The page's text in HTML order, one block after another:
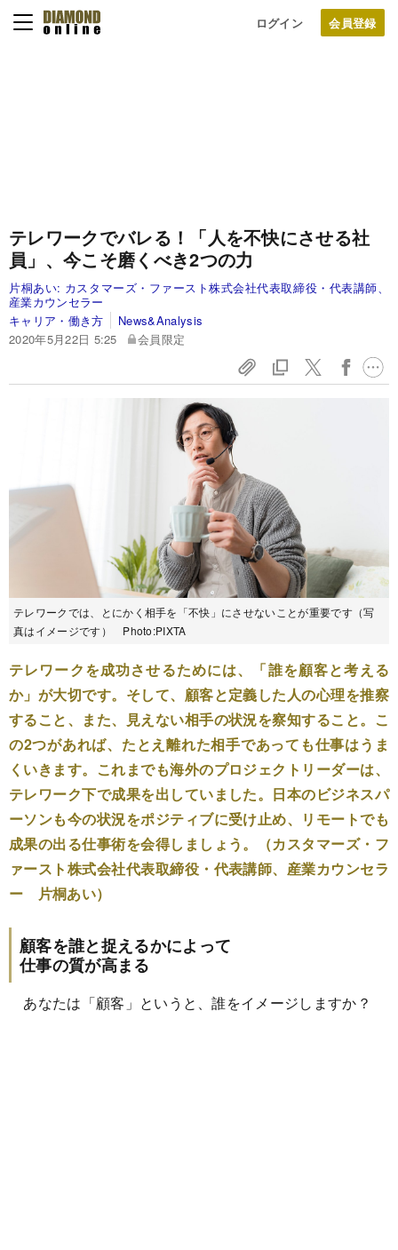
ログイン
テレワークでバレる！「人を不快にさせる社
員」、今こそ磨くべき2つの力
片桐あい: カスタマーズ・ファースト株式会社代表取締役・代表講師、
産業カウンセラー
キャリア・働き方
News&Analysis
2020年5月22日 5:25
会員限定
テレワークでは、とにかく相手を「不快」にさせないことが重要です（写
真はイメージです） Photo:PIXTA
テレワークを成功させるためには、「誰を顧客と考える
か」が大切です。そして、顧客と定義した人の心理を推察
すること、また、見えない相手の状況を察知すること。こ
の2つがあれば、たとえ離れた相手であっても仕事はうま
くいきます。これまでも海外のプロジェクトリーダーは、
テレワーク下で成果を出していました。日本のビジネスパ
ーソンも今の状況をポジティブに受け止め、リモートでも
成果の出る仕事術を会得しましょう。（カスタマーズ・フ
ァースト株式会社代表取締役・代表講師、産業カウンセラ
ー 片桐あい）
顧客を誰と捉えるかによって
仕事の質が高まる
あなたは「顧客」というと、誰をイメージしますか？